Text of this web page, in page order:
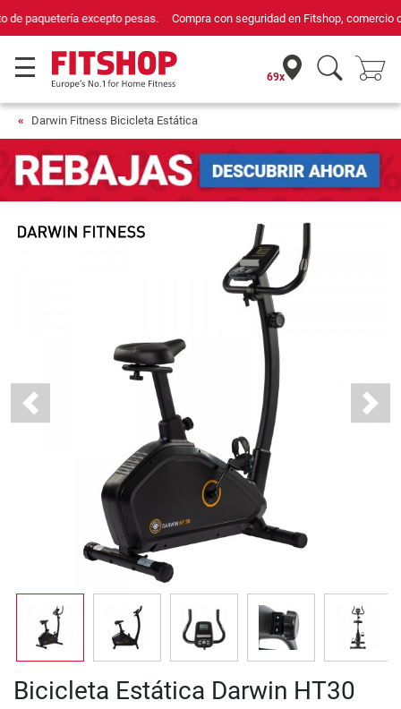
Compra con seguridad en Fitshop, comercio con sello de Confianza Online.
69x
Darwin Fitness Bicicleta Estática
Previous Next
Bicicleta Estática Darwin HT30